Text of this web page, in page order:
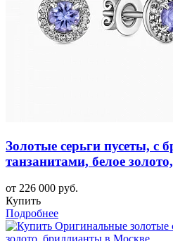
Золотые серьги пусеты, с
танзанитами, белое
от 226 000 руб.
Купить
Подробнее